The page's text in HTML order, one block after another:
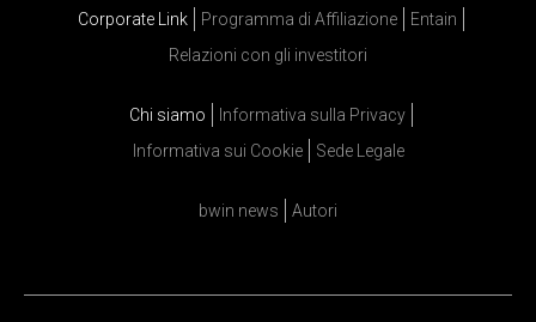
Corporate Link Programma di Affiliazione
Entain
Relazioni con gli investitori
Chi siamo
Informativa sulla Privacy
Informativa sui Cookie
Sede Legale
bwin news Autori